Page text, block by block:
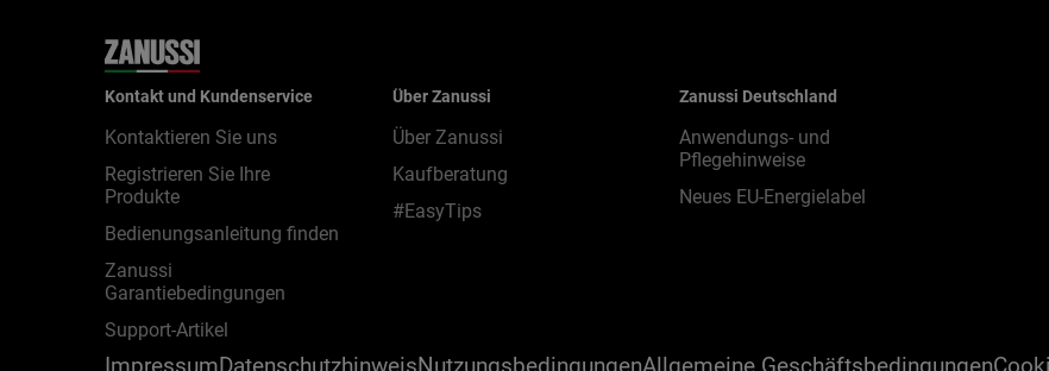
Kontakt und Kundenservice
Kontaktieren Sie uns
Registrieren Sie Ihre
Produkte
Bedienungsanleitung finden
Zanussi
Garantiebedingungen
Support-Artikel
Über Zanussi
Über Zanussi
Kaufberatung
#EasyTips
Zanussi Deutschland
Anwendungs- und
Pflegehinweise
Neues EU-Energielabel